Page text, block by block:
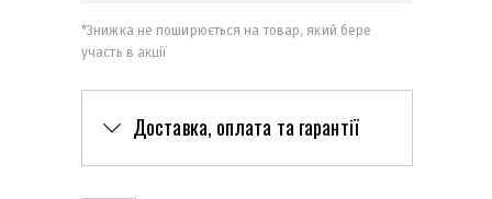
*Знижка не поширюється на товар, який бере
участь в акції
Доставка, оплата та гарантії